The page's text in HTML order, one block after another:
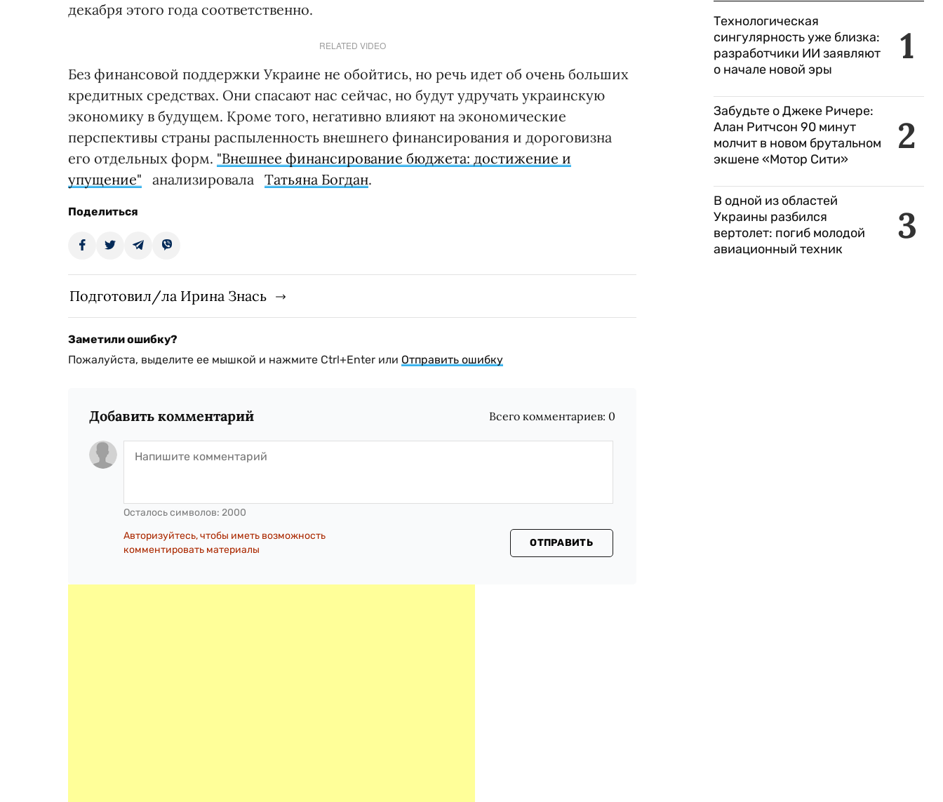
декабря этого года соответственно.
RELATED VIDEO
Без финансовой поддержки Украине не обойтись, но речь идет об очень больших
кредитных средствах. Они спасают нас сейчас, но будут удручать украинскую
экономику в будущем. Кроме того, негативно влияют на экономические
перспективы страны распыленность внешнего финансирования и дороговизна
его отдельных форм. "Внешнее финансирование бюджета: достижение и
упущение" анализировала Татьяна Богдан.
Поделиться
Подготовил/ла Ирина Знась
Заметили ошибку?
Пожалуйста, выделите ее мышкой и нажмите Ctrl+Enter или Отправить ошибку
Добавить комментарий Всего комментариев: 0
Осталось символов: 2000
Авторизуйтесь, чтобы иметь возможность
комментировать материалы
ОТПРАВИТЬ
1
Технологическая
сингулярность уже близка:
разработчики ИИ заявляют
о начале новой эры
2
Забудьте о Джеке Ричере:
Алан Ритчсон 90 минут
молчит в новом брутальном
экшене «Мотор Сити»
3
В одной из областей
Украины разбился
вертолет: погиб молодой
авиационный техник